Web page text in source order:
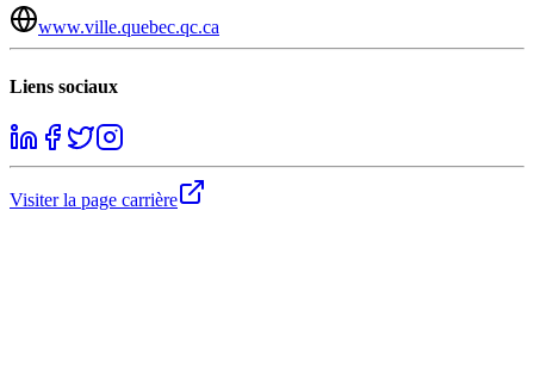
www.ville.quebec.qc.ca
Liens sociaux
Visiter la page carrière